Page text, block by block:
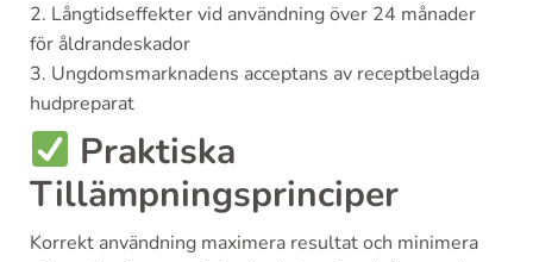
2. Långtidseffekter vid användning över 24 månader
för åldrandeskador
3. Ungdomsmarknadens acceptans av receptbelagda
hudpreparat
Praktiska
Tillämpningsprinciper
Korrekt användning maximera resultat och minimera